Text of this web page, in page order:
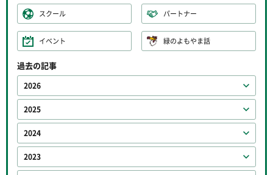
スクール パートナー
イベント 緑のよもやま話
過去の記事
2026
2025
2024
2023